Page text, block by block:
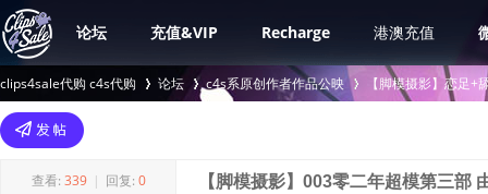
论坛 充值&VIP Recharge 港澳充值
clips4sale代购 c4s代购
>
论坛 c4s系原创作者作品公映
›
【脚模摄影】恋足+
查看: 339 | 回复: 0 【脚模摄影】003零二年超模第三部